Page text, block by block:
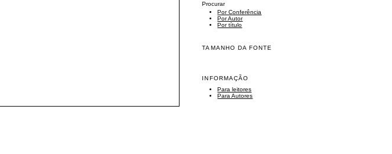
Procurar
Por Conferência
Por Autor
Por título
TAMANHO DA FONTE
INFORMAÇÃO
Para leitores
Para Autores